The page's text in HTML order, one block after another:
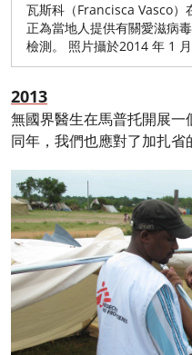
瓦斯科（Francisca Vasco）
正為當地人提供有關愛滋病
檢測。 照片攝於2014 年 1
2013
無國界醫生在馬普托開展一
同年，我們也應對了加扎省